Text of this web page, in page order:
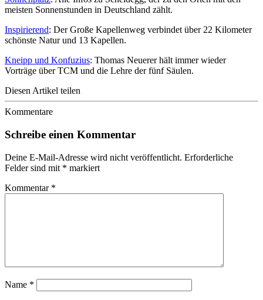
meisten Sonnenstunden in Deutschland zählt.
Inspirierend: Der Große Kapellenweg verbindet über 22 Kilometer
schönste Natur und 13 Kapellen.
Kneipp und Konfuzius: Thomas Neuerer hält immer wieder
Vorträge über TCM und die Lehre der fünf Säulen.
Diesen Artikel teilen
Kommentare
Schreibe einen Kommentar
Deine E-Mail-Adresse wird nicht veröffentlicht. Erforderliche
Felder sind mit * markiert
Kommentar *
Name *